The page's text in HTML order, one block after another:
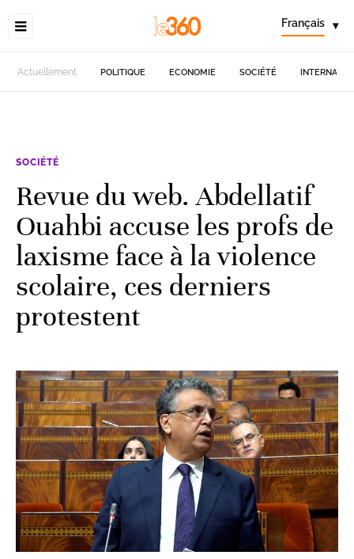
Français ▾
Actuellement POLITIQUE ECONOMIE SOCIÉTÉ
SOCIÉTÉ
Revue du web. Abdellatif
Ouahbi accuse les profs de
laxisme face à la violence
scolaire, ces derniers
protestent